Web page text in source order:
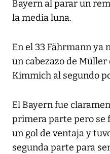
Bayern al parar un
la media luna.
En el 33 Fährmann ya
un cabezazo de
Kimmich al segundo
El Bayern fue
primera parte pero se
un gol de ventaja y
segunda parte para